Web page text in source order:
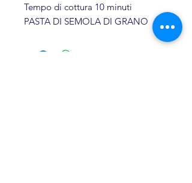
Tempo di cottura 10 minuti
PASTA DI SEMOLA DI GRANO
GRANO duro, acqua. Conservare in